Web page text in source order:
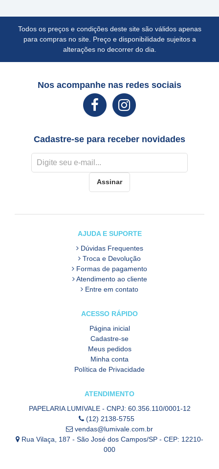
Todos os preços e condições deste site são válidos apenas
para compras no site. Preço e disponibilidade sujeitos a
alterações no decorrer do dia.
Nos acompanhe nas redes sociais
Cadastre-se para receber novidades
Assinar
AJUDA E SUPORTE
Dúvidas Frequentes
Troca e Devolução
Formas de pagamento
Atendimento ao cliente
Entre em contato
ACESSO RÁPIDO
Página inicial
Cadastre-se
Meus pedidos
Minha conta
Política de Privacidade
ATENDIMENTO
PAPELARIA LUMIVALE - CNPJ: 60.356.110/0001-12
(12) 2138-5755
vendas@lumivale.com.br
Rua Vilaça, 187 - São José dos Campos/SP - CEP: 12210-
000